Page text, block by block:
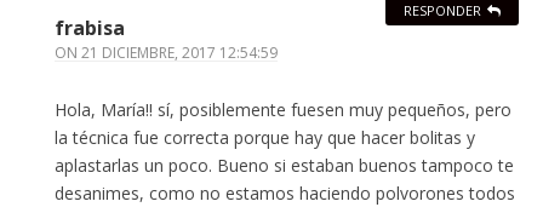
frabisa
ON 21 DICIEMBRE, 2017 12:54:59
Hola, María!! sí, posiblemente fuesen muy pequeños, pero
la técnica fue correcta porque hay que hacer bolitas y
aplastarlas un poco. Bueno si estaban buenos tampoco te
desanimes, como no estamos haciendo polvorones todos
RESPONDER